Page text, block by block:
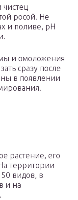
росой. Не
и поливе, рН
и омоложения
сразу после
в появлении
растение, его
территории
видов, в
и на